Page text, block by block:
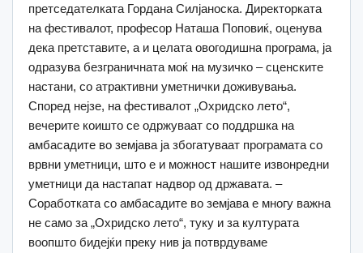
претседателката Гордана Силјаноска. Директорката
на фестивалот, професор Наташа Поповиќ, оценува
дека претставите, а и целата овогодишна програма, ја
одразува безграничната моќ на музичко – сценските
настани, со атрактивни уметнички доживувања.
Според нејзе, на фестивалот „Охридско лето“,
вечерите коишто се одржуваат со поддршка на
амбасадите во земјава ја збогатуваат програмата со
врвни уметници, што е и можност нашите извонредни
уметници да настапат надвор од државата. –
Соработката со амбасадите во земјава е многу важна
не само за „Охридско лето“, туку и за културата
воопшто бидејќи преку нив ја потврдуваме